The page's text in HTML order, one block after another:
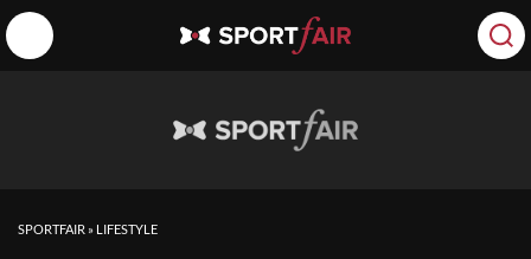
SPORTFAIR » LIFESTYLE